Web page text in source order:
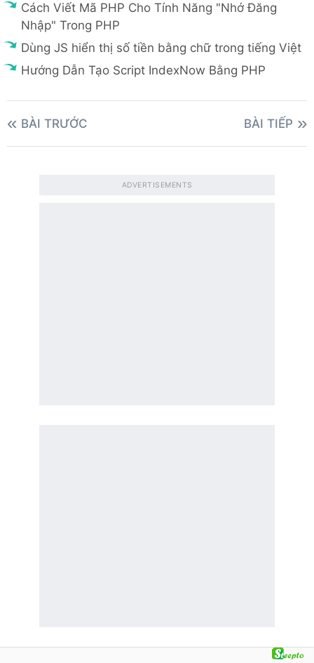
Cách Viết Mã PHP Cho Tính Năng "Nhớ Đăng
Nhập" Trong PHP
Dùng JS hiển thị số tiền bằng chữ trong tiếng Việt
Hướng Dẫn Tạo Script IndexNow Bằng PHP
BÀI TRƯỚC BÀI TIẾP
ADVERTISEMENTS